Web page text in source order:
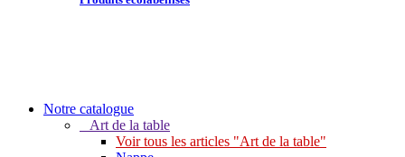
Notre catalogue
Art de la table
Voir tous les articles "Art de la table"